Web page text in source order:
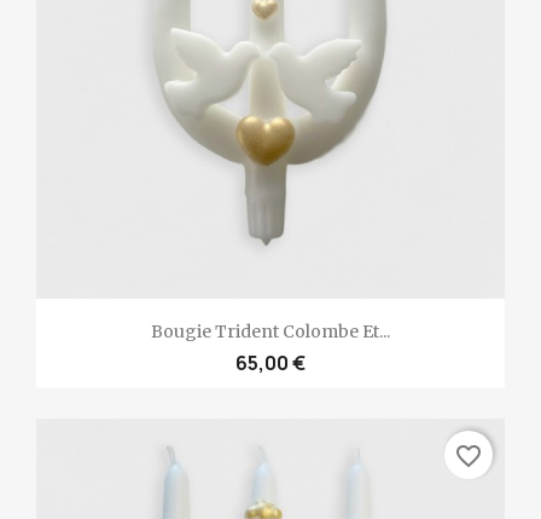
Bougie Trident Colombe Et...
65,00 €
favorite_border